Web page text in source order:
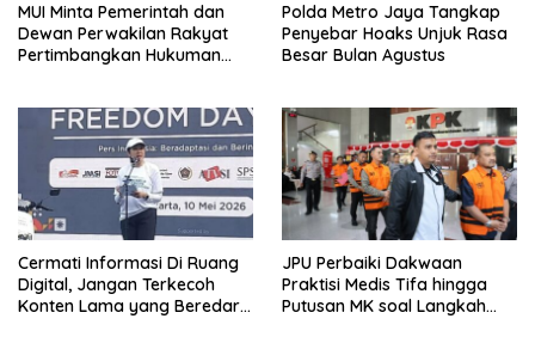
MUI Minta Pemerintah dan
Dewan Perwakilan Rakyat
Pertimbangkan Hukuman
Polda Metro Jaya Tangkap
Penyebar Hoaks Unjuk Rasa
Besar Bulan Agustus
Cermati Informasi Di Ruang
Digital, Jangan Terkecoh
Konten Lama yang Beredar
JPU Perbaiki Dakwaan
Praktisi Medis Tifa hingga
Putusan MK soal Langkah